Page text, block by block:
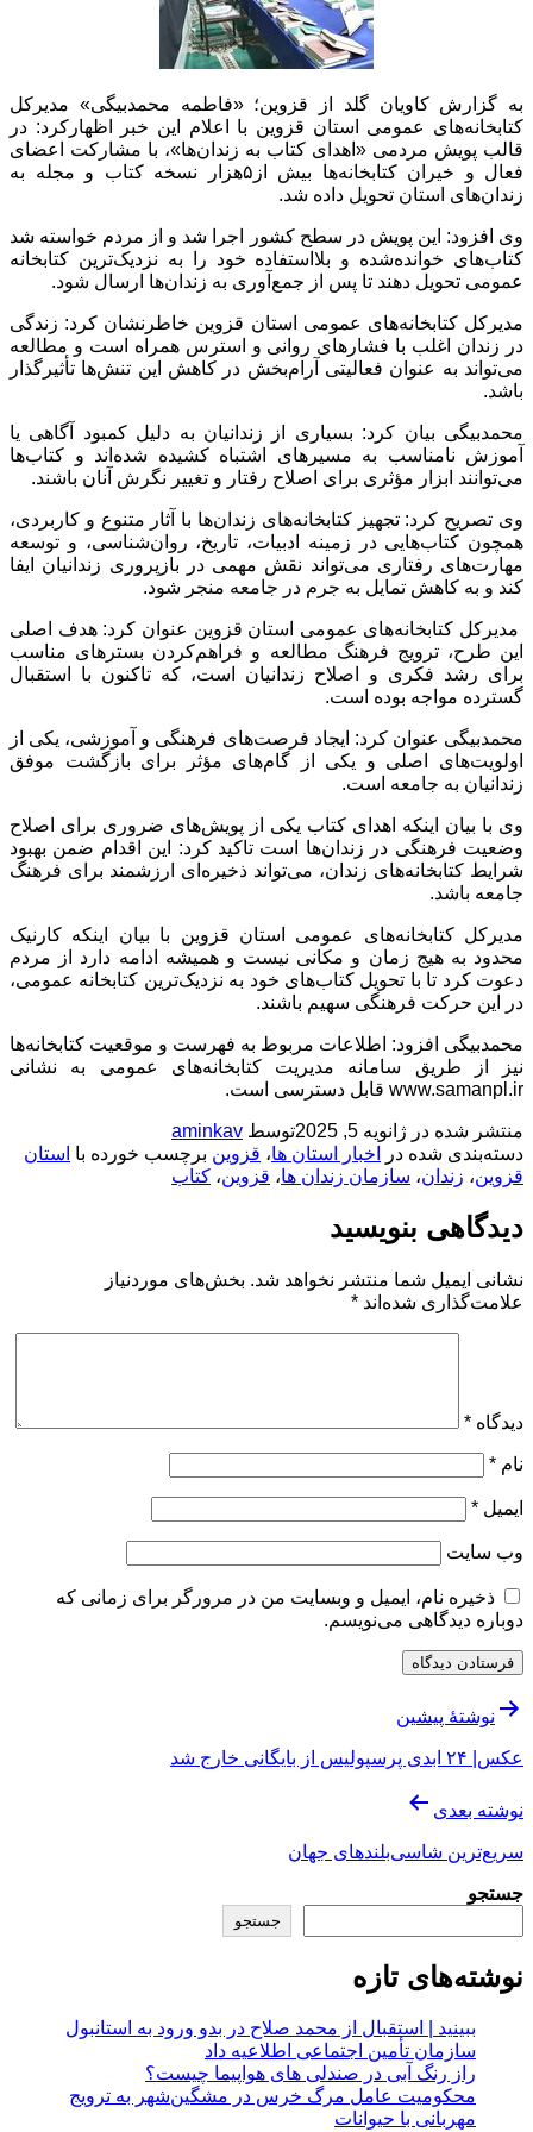
به گزارش کاویان گلد از قزوین؛ «فاطمه محمدبیگی» مدیرکل
کتابخانه‌های عمومی استان قزوین با اعلام این خبر اظهارکرد: در
قالب پویش مردمی «اهدای کتاب به زندان‌ها»، با مشارکت اعضای
فعال و خیران کتابخانه‌ها بیش از۵هزار نسخه کتاب و مجله به
زندان‌های استان تحویل داده شد.
وی افزود: این پویش در سطح کشور اجرا شد و از مردم خواسته شد
کتاب‌های خوانده‌شده و بلااستفاده خود را به نزدیک‌ترین کتابخانه
عمومی تحویل دهند تا پس از جمع‌آوری به زندان‌ها ارسال شود.
مدیرکل کتابخانه‌های عمومی استان قزوین خاطرنشان کرد: زندگی
در زندان اغلب با فشارهای روانی و استرس همراه است و مطالعه
می‌تواند به عنوان فعالیتی آرام‌بخش در کاهش این تنش‌ها تأثیرگذار
باشد.
محمدبیگی بیان کرد: بسیاری از زندانیان به دلیل کمبود آگاهی یا
آموزش نامناسب به مسیرهای اشتباه کشیده شده‌اند و کتاب‌ها
می‌توانند ابزار مؤثری برای اصلاح رفتار و تغییر نگرش آنان باشند.
وی تصریح کرد: تجهیز کتابخانه‌های زندان‌ها با آثار متنوع و کاربردی،
همچون کتاب‌هایی در زمینه ادبیات، تاریخ، روان‌شناسی، و توسعه
مهارت‌های رفتاری می‌تواند نقش مهمی در بازپروری زندانیان ایفا
کند و به کاهش تمایل به جرم در جامعه منجر شود.
مدیرکل کتابخانه‌های عمومی استان قزوین عنوان کرد: هدف اصلی
این طرح، ترویج فرهنگ مطالعه و فراهم‌کردن بسترهای مناسب
برای رشد فکری و اصلاح زندانیان است، که تاکنون با استقبال
گسترده مواجه بوده است.
محمدبیگی عنوان کرد: ایجاد فرصت‌های فرهنگی و آموزشی، یکی از
اولویت‌های اصلی و یکی از گام‌های مؤثر برای بازگشت موفق
زندانیان به جامعه است.
وی با بیان اینکه اهدای کتاب یکی از پویش‌های ضروری برای اصلاح
وضعیت فرهنگی در زندان‌ها است تاکید کرد: این اقدام ضمن بهبود
شرایط کتابخانه‌های زندان، می‌تواند ذخیره‌ای ارزشمند برای فرهنگ
جامعه باشد.
مدیرکل کتابخانه‌های عمومی استان قزوین با بیان اینکه کارنیک
محدود به هیج زمان و مکانی نیست و همیشه ادامه دارد از مردم
دعوت کرد تا با تحویل کتاب‌های خود به نزدیک‌ترین کتابخانه عمومی،
در این حرکت فرهنگی سهیم باشند.
محمدبیگی افزود: اطلاعات مربوط به فهرست و موقعیت کتابخانه‌ها
نیز از طریق سامانه مدیریت کتابخانه‌های عمومی به نشانی
www.samanpl.ir قابل دسترسی است.
منتشر شده در ژانویه 5, 2025 توسط aminkav
دسته‌بندی شده در
اخبار استان ها، قزوین برچسب خورده با استان
قزوین، زندان، سازمان زندان ها، قزوین، کتاب
دیدگاهی بنویسید
نشانی ایمیل شما منتشر نخواهد شد. بخش‌های موردنیاز
علامت‌گذاری شده‌اند *
دیدگاه *
نام *
ایمیل *
وب‌ سایت
ذخیره نام، ایمیل و وبسایت من در مرورگر برای زمانی که
دوباره دیدگاهی می‌نویسم.
راهبری
نوشته
نوشتهٔ پیشین
عکس| ۲۴ ابدی پرسپولیس از بایگانی خارج شد
نوشته بعدی
سریع‌ترین شاسی‌بلندهای جهان
جستجو
جستجو
نوشته‌های تازه
ببینید | استقبال از محمد صلاح در بدو ورود به استانبول
سازمان تأمین اجتماعی اطلاعیه داد
راز رنگ آبی در صندلی های هواپیما چیست؟
محکومیت عامل مرگ خرس در مشگین‌شهر به ترویج
مهربانی با حیوانات